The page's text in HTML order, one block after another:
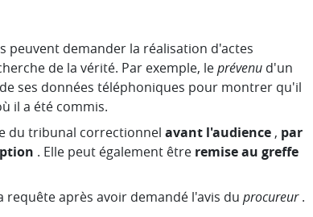
peuvent demander la réalisation d'actes
de la vérité. Par exemple, leprévenu d'un
ses données téléphoniques pour montrer qu'il
il a été commis.
du tribunal correctionnel avant l'audience , par
. Elle peut également être remise au greffe
après avoir demandé l'avis du procureur .